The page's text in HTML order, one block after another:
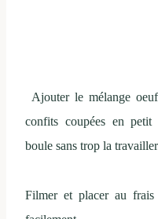
Ajouter le mélange
confits coupées en petit
boule sans trop la
Filmer et placer au